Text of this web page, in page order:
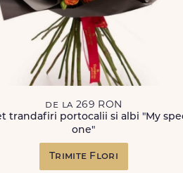
de la 269 RON
trandafiri portocalii si albi "My
one"
Trimite Flori